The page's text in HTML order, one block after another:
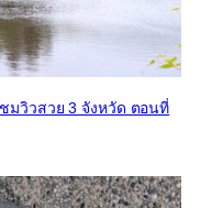
มวิวสวย 3 จังหวัด ตอนที่